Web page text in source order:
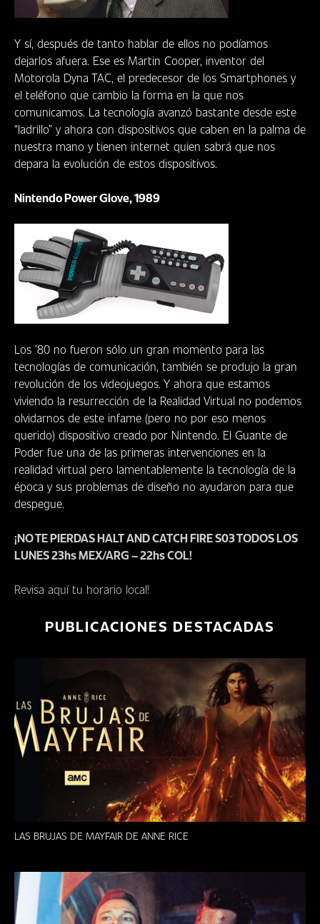
Y sí, después de tanto hablar de ellos no podíamos
dejarlos afuera. Ese es Martin Cooper, inventor del
Motorola Dyna TAC, el predecesor de los Smartphones y
el teléfono que cambio la forma en la que nos
comunicamos. La tecnología avanzó bastante desde este
“ladrillo” y ahora con dispositivos que caben en la palma de
nuestra mano y tienen internet quien sabrá que nos
depara la evolución de estos dispositivos.
Nintendo Power Glove, 1989
Los ’80 no fueron sólo un gran momento para las
tecnologías de comunicación, también se produjo la gran
revolución de los videojuegos. Y ahora que estamos
viviendo la resurrección de la Realidad Virtual no podemos
olvidarnos de este infame (pero no por eso menos
querido) dispositivo creado por Nintendo. El Guante de
Poder fue una de las primeras intervenciones en la
realidad virtual pero lamentablemente la tecnología de la
época y sus problemas de diseño no ayudaron para que
despegue.
¡NO TE PIERDAS HALT AND CATCH FIRE S03 TODOS LOS
LUNES23hs MEX/ARG – 22hs COL!
Revisa aquí tu horario local!
PUBLICACIONES DESTACADAS
LAS BRUJAS DE MAYFAIR DE ANNE RICE